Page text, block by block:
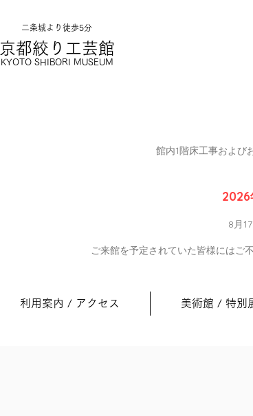
二条城より徒歩5分
京都絞り工芸館
KYOTO SHIBORI MUSEUM
館内1階床工事および
2026
8月
ご来館を予定されていた皆様にはご
利用案内 / アクセス 美術館 / 特別